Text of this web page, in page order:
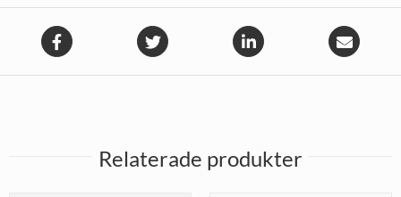
Relaterade produkter